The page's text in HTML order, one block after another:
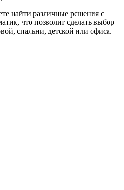
найти различные решения с
что позволит сделать выбор
спальни, детской или офиса.